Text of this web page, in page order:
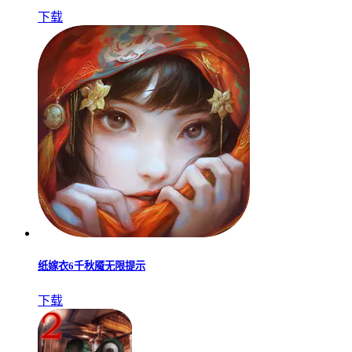
下载
纸嫁衣6千秋魇无限提示
下载